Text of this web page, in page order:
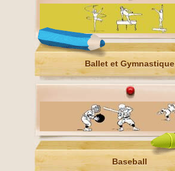
Ballet et Gymnastique
Baseball